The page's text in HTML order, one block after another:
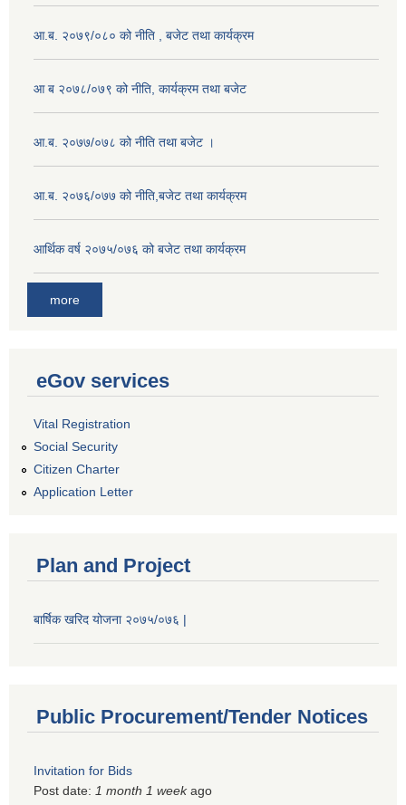
आ.ब. २०७९/०८० को नीति , बजेट तथा कार्यक्रम
आ ब २०७८/०७९ को नीति, कार्यक्रम तथा बजेट
आ.ब. २०७७/०७८ को नीति तथा बजेट ।
आ.ब. २०७६/०७७ को नीति,बजेट तथा कार्यक्रम
आर्थिक वर्ष २०७५/०७६ को बजेट तथा कार्यक्रम
more
eGov services
Vital Registration
Social Security
Citizen Charter
Application Letter
Plan and Project
बार्षिक खरिद योजना २०७५/०७६ |
Public Procurement/Tender Notices
Invitation for Bids
Post date: 1 month 1 weekago